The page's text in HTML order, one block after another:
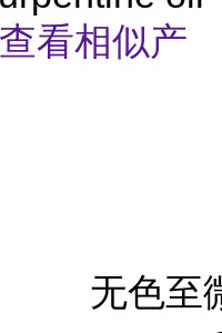
查看相似产
无色至